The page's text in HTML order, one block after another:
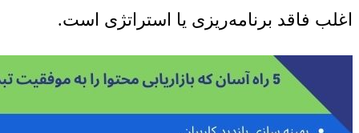
اغلب فاقد برنامه‌ریزی یا استراتژی است.